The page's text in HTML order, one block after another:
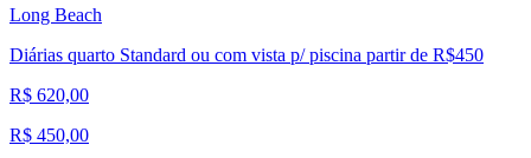
Long Beach
Diárias quarto Standard ou com vista p/ piscina partir de R$450
R$ 620,00
R$ 450,00